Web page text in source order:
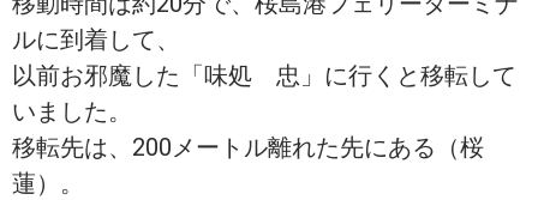
ルに到着して、
以前お邪魔した「味処 忠」に行くと移転して
いました。
移転先は、200メートル離れた先にある（桜
蓮）。